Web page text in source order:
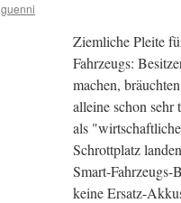
guenni
Ziemliche Pleite
Fahrzeugs:
machen,
alleine schon sehr
als
Schrottplatz
Smart-Fahrzeugs-
keine Ersatz-